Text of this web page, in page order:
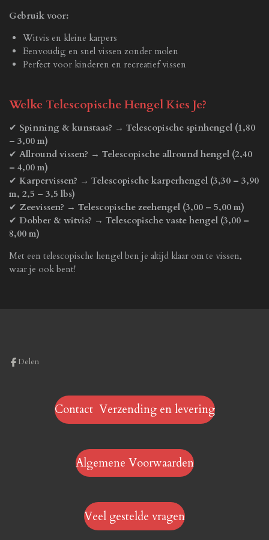
Gebruik voor:
Witvis en kleine karpers
Eenvoudig en snel vissen zonder molen
Perfect voor kinderen en recreatief vissen
Welke Telescopische Hengel Kies Je?
✔ Spinning & kunstaas? → Telescopische spinhengel (1,80
– 3,00 m)
✔ Allround vissen? → Telescopische allround hengel (2,40
– 4,00 m)
✔ Karpervissen? → Telescopische karperhengel (3,30 – 3,90
m, 2,5 – 3,5 lbs)
✔ Zeevissen? → Telescopische zeehengel (3,00 – 5,00 m)
✔ Dobber & witvis? → Telescopische vaste hengel (3,00 –
8,00 m)
Met een telescopische hengel ben je altijd klaar om te vissen,
waar je ook bent!
Delen
Contact Verzending en levering
Algemene Voorwaarden
Veel gestelde vragen